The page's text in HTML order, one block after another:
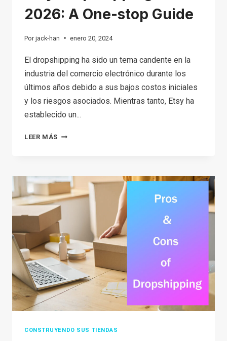
2026: A One-stop Guide
Por jack-han enero 20, 2024
El dropshipping ha sido un tema candente en la
industria del comercio electrónico durante los
últimos años debido a sus bajos costos iniciales
y los riesgos asociados. Mientras tanto, Etsy ha
establecido un...
LEER MÁS ETSY
2026:
ONE-
STOP
GUIDE
CONSTRUYENDO SUS TIENDAS